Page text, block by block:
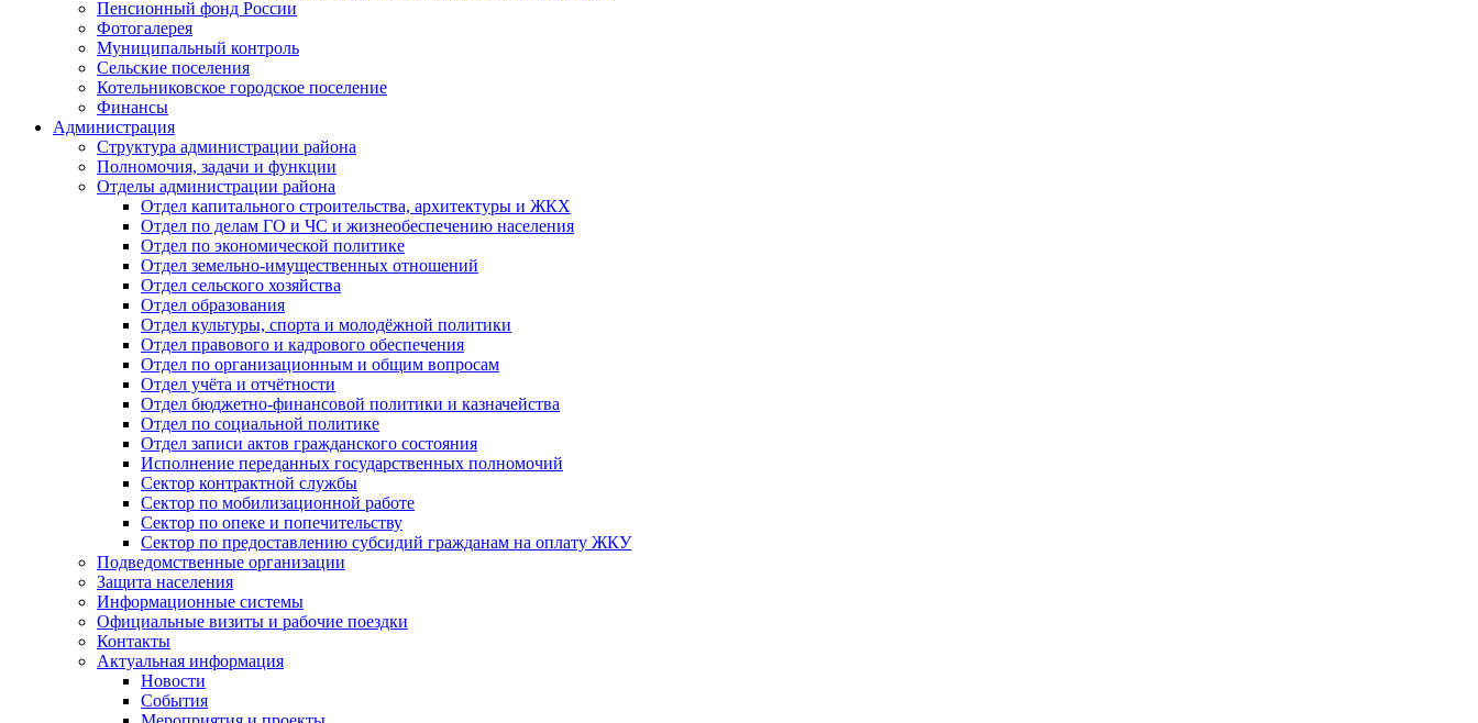
Пенсионный фонд России
Фотогалерея
Муниципальный контроль
Сельские поселения
Котельниковское городское поселение
Финансы
Администрация
Структура администрации района
Полномочия, задачи и функции
Отделы администрации района
Отдел капитального строительства, архитектуры и ЖКХ
Отдел по делам ГО и ЧС и жизнеобеспечению населения
Отдел по экономической политике
Отдел земельно-имущественных отношений
Отдел сельского хозяйства
Отдел образования
Отдел культуры, спорта и молодёжной политики
Отдел правового и кадрового обеспечения
Отдел по организационным и общим вопросам
Отдел учёта и отчётности
Отдел бюджетно-финансовой политики и казначейства
Отдел по социальной политике
Отдел записи актов гражданского состояния
Исполнение переданных государственных полномочий
Сектор контрактной службы
Сектор по мобилизационной работе
Сектор по опеке и попечительству
Сектор по предоставлению субсидий гражданам на оплату ЖКУ
Подведомственные организации
Защита населения
Информационные системы
Официальные визиты и рабочие поездки
Контакты
Актуальная информация
Новости
События